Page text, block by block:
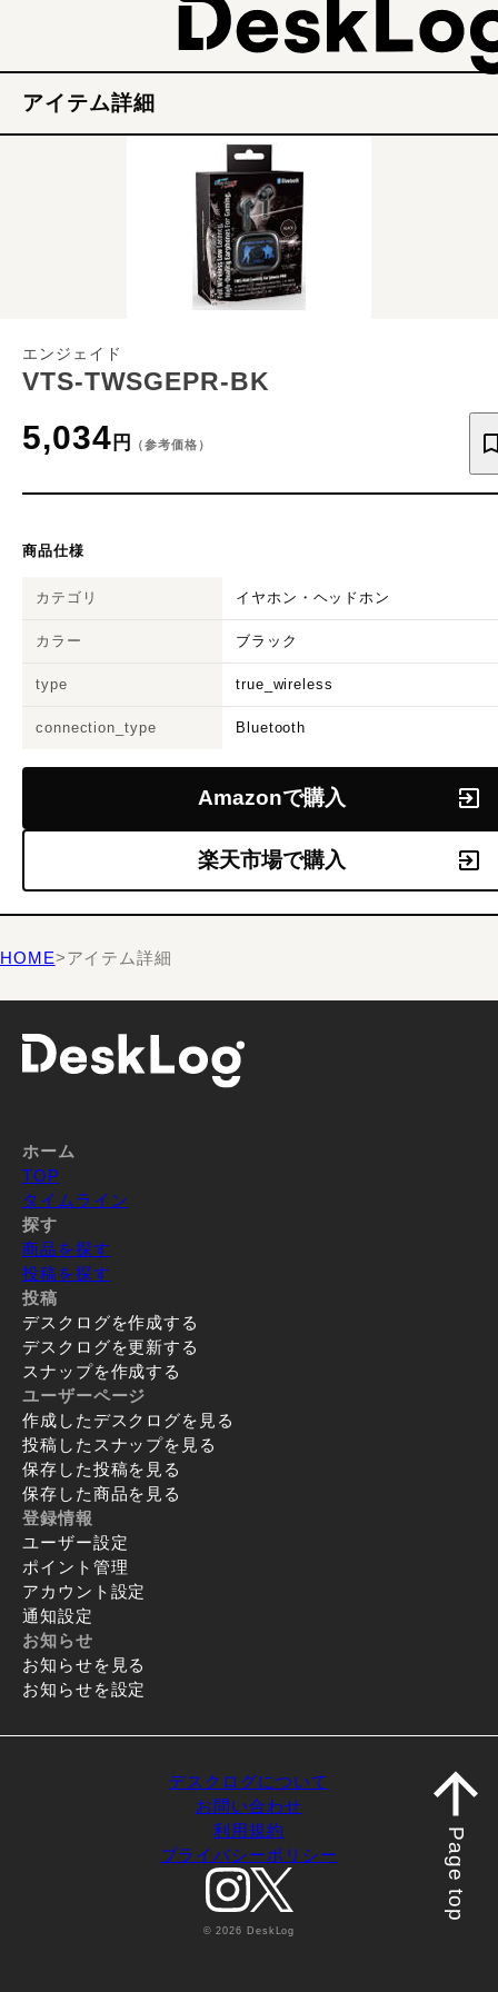
アイテム詳細
エンジェイド
VTS-TWSGEPR-BK
5,034 円 （参考価格）
商品仕様
カテゴリ イヤホン・ヘッドホン
カラー ブラック
type true_wireless
connection_type Bluetooth
Amazonで購入
楽天市場で購入
HOME>アイテム詳細
ホーム
TOP
タイムライン
探す
商品を探す
投稿を探す
投稿
デスクログを作成する
デスクログを更新する
スナップを作成する
ユーザーページ
作成したデスクログを見る
投稿したスナップを見る
保存した投稿を見る
保存した商品を見る
登録情報
ユーザー設定
ポイント管理
アカウント設定
通知設定
お知らせ
お知らせを見る
お知らせを設定
デスクログについて
お問い合わせ
利用規約
プライバシーポリシー
© 2026 DeskLog
Page top